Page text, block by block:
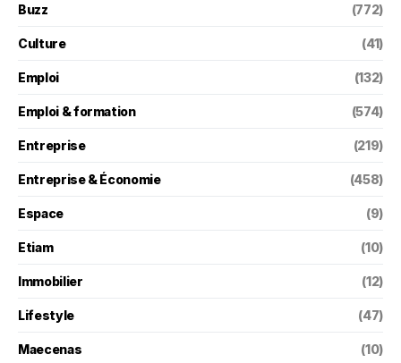
Buzz (772)
Culture (41)
Emploi (132)
Emploi & formation (574)
Entreprise (219)
Entreprise & Économie (458)
Espace (9)
Etiam (10)
Immobilier (12)
Lifestyle (47)
Maecenas (10)